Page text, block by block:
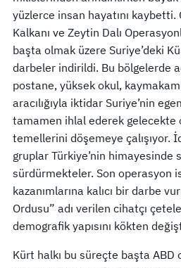
yüzlerce insan hayatını kaybetti.
Kalkanı ve Zeytin Dalı
başta olmak üzere Suriye’deki
darbeler indirildi. Bu bölgelerde
postane, yüksek okul,
aracılığıyla iktidar Suriye’nin
tamamen ihlal ederek gelecekte
temellerini döşemeye çalışıyor.
gruplar Türkiye’nin himayesinde
sürdürmekteler. Son operasyon
kazanımlarına kalıcı bir darbe
Ordusu” adı verilen cihatçı
demografik yapısını kökten
Kürt halkı bu süreçte başta ABD